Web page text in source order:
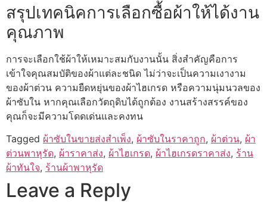
สรุปเทคนิคการเลือกซื้อผ้าให้ได้งาน
คุณภาพ
การจะเลือกใช้ผ้าให้เหมาะสมกับงานนั้น สิ่งสำคัญคือการ
เข้าใจคุณสมบัติของผ้าแต่ละชนิด ไม่ว่าจะเป็นความเงางาม
ของผ้าต่วน ความยืดหยุ่นของผ้าไฮเกรด หรือความนุ่มนวลของ
ผ้าซับใน หากคุณเลือกวัตถุดิบได้ถูกต้อง งานสร้างสรรค์ของ
คุณก็จะมีความโดดเด่นและคงทน
Tagged ผ้าซับในขายส่งสำเพ็ง, ผ้าซับในราคาถูก, ผ้าต่วน, ผ้า
ต่วนพาหุรัด, ผ้าราคาส่ง, ผ้าไฮเกรด, ผ้าไฮเกรดราคาส่ง, ร้าน
ผ้าทันใจ, ร้านผ้าพาหุรัด
Leave a Reply